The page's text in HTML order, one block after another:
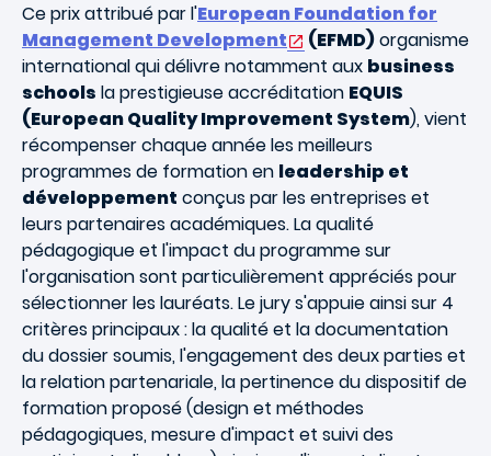
Ce prix attribué par l'European Foundation for
Management Development
(EFMD)organisme
international qui délivre notamment aux business
schools la prestigieuse accréditation EQUIS
(European Quality Improvement System), vient
récompenser chaque année les meilleurs
programmes de formation en leadership et
développement conçus par les entreprises et
leurs partenaires académiques. La qualité
pédagogique et l'impact du programme sur
l'organisation sont particulièrement appréciés pour
sélectionner les lauréats. Le jury s'appuie ainsi sur 4
critères principaux : la qualité et la documentation
du dossier soumis, l'engagement des deux parties et
la relation partenariale, la pertinence du dispositif de
formation proposé (design et méthodes
pédagogiques, mesure d'impact et suivi des